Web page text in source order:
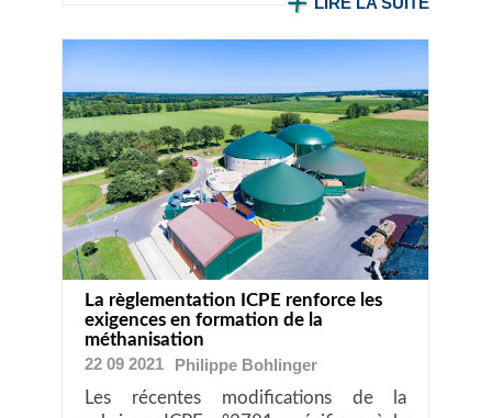
La règlementation ICPE renforce les
exigences en formation de la
méthanisation
22 09 2021
Philippe Bohlinger
Les récentes modifications de la